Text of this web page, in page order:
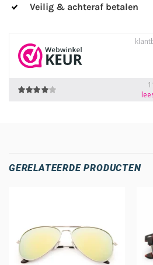
Veilig & achteraf betalen
GERELATEERDE PRODUCTEN